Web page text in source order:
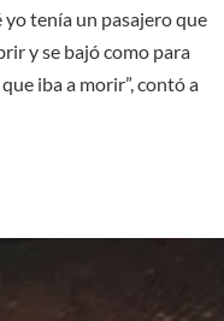
yo tenía un pasajero que
y se bajó como para
iba a morir”, contó a